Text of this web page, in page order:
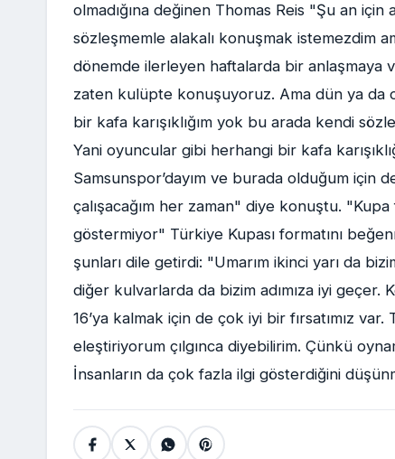
olmadığına değinen Thomas Reis "Şu an
sözleşmemle alakalı konuşmak istemezdim
dönemde ilerleyen haftalarda bir anlaşmaya
zaten kulüpte konuşuyoruz. Ama dün ya da
bir kafa karışıklığım yok bu arada kendi
Yani oyuncular gibi herhangi bir kafa
Samsunspor’dayım ve burada olduğum için
çalışacağım her zaman" diye konuştu.
göstermiyor" Türkiye Kupası formatını
şunları dile getirdi: "Umarım ikinci yarı da
diğer kulvarlarda da bizim adımıza iyi geçer.
16’ya kalmak için de çok iyi bir fırsatımız var.
eleştiriyorum çılgınca diyebilirim. Çünkü
İnsanların da çok fazla ilgi gösterdiğini